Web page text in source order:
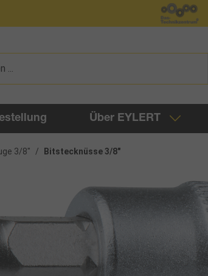
Über EYLERT
3/8" / Bitstecknüsse 3/8"